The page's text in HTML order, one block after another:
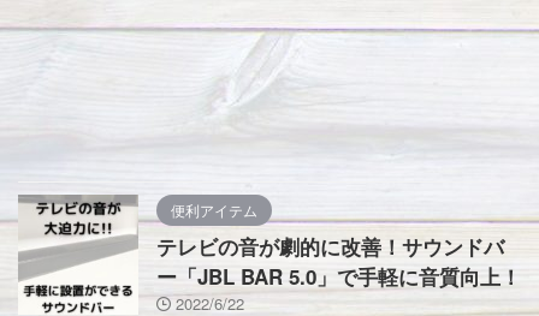
便利アイテム
テレビの音が劇的に改善！サウンドバ
ー「JBL BAR 5.0」で手軽に音質向上！
2022/6/22